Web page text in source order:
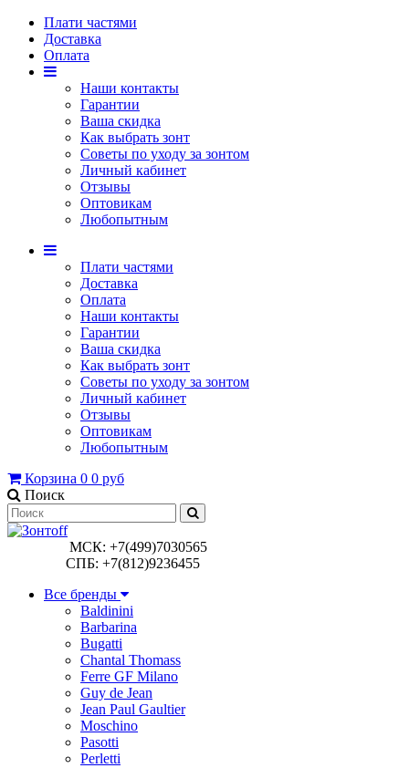
Плати частями
Доставка
Оплата
Наши контакты
Гарантии
Ваша скидка
Как выбрать зонт
Советы по уходу за зонтом
Личный кабинет
Отзывы
Оптовикам
Любопытным
Плати частями
Доставка
Оплата
Наши контакты
Гарантии
Ваша скидка
Как выбрать зонт
Советы по уходу за зонтом
Личный кабинет
Отзывы
Оптовикам
Любопытным
Корзина 0 0 руб
Поиск
МСК: +7(499)7030565
СПБ: +7(812)9236455
Все бренды
Baldinini
Barbarina
Bugatti
Chantal Thomass
Ferre GF Milano
Guy de Jean
Jean Paul Gaultier
Moschino
Pasotti
Perletti